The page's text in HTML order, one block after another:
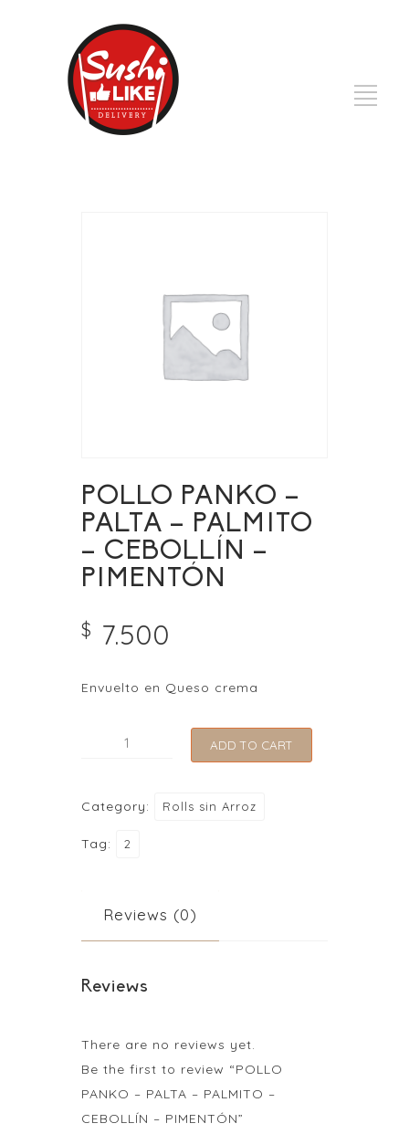
POLLO PANKO –
PALTA – PALMITO
– CEBOLLÍN –
PIMENTÓN
$ 7.500
Envuelto en Queso crema
POLLO
PALTA
-
CEBOLLÍN
-
quantity
ADD TO CART
Category: Rolls sin Arroz
Tag: 2
Reviews (0)
Reviews
There are no reviews yet.
Be the first to review “POLLO
PANKO – PALTA – PALMITO –
CEBOLLÍN – PIMENTÓN”